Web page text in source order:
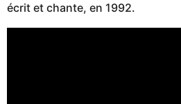
écrit et chante, en 1992.